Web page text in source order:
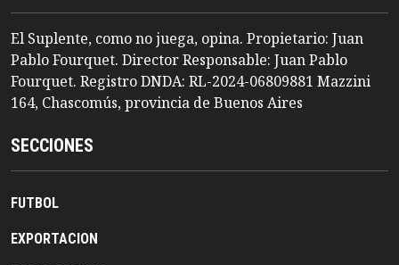
El Suplente, como no juega, opina. Propietario: Juan
Pablo Fourquet. Director Responsable: Juan Pablo
Fourquet. Registro DNDA: RL-2024-06809881 Mazzini
164, Chascomús, provincia de Buenos Aires
SECCIONES
FUTBOL
EXPORTACION